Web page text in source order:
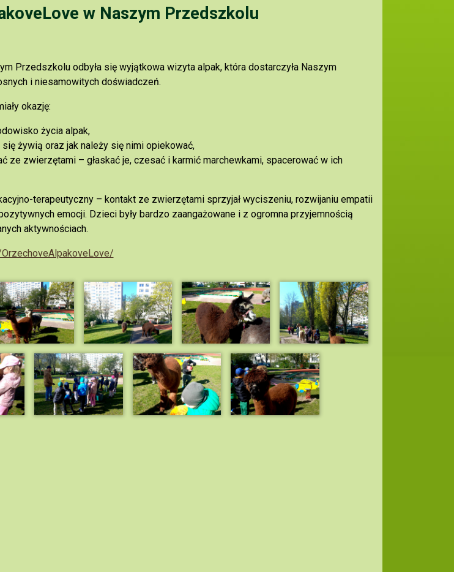
w Naszym Przedszkolu
Przedszkolu odbyła się wyjątkowa wizyta alpak, która dostarczyła Naszym
i niesamowitych doświadczeń.
okazję:
życia alpak,
żywią oraz jak należy się nimi opiekować,
ze zwierzętami – głaskać je, czesać i karmić marchewkami, spacerować w ich
terapeutyczny – kontakt ze zwierzętami sprzyjał wyciszeniu, rozwijaniu empatii
emocji. Dzieci były bardzo zaangażowane i z ogromna przyjemnością
aktywnościach.